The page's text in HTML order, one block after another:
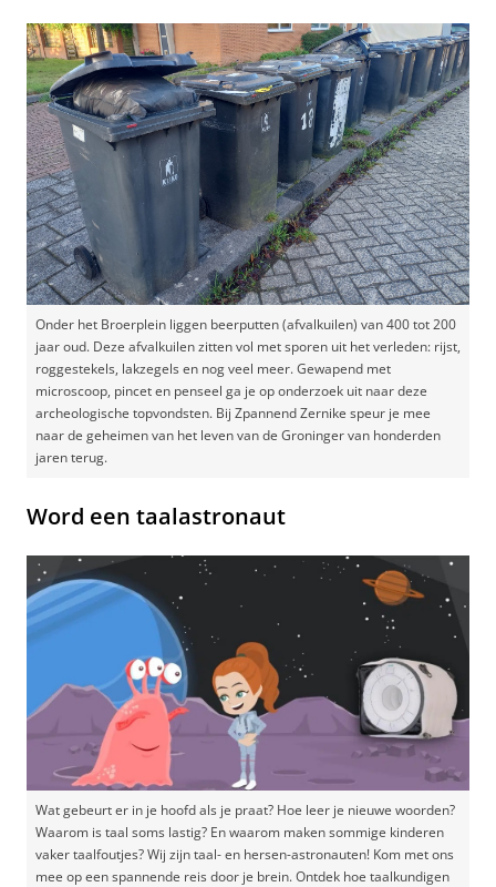
Onder het Broerplein liggen beerputten (afvalkuilen) van 400 tot 200
jaar oud. Deze afvalkuilen zitten vol met sporen uit het verleden: rijst,
roggestekels, lakzegels en nog veel meer. Gewapend met
microscoop, pincet en penseel ga je op onderzoek uit naar deze
archeologische topvondsten. Bij Zpannend Zernike speur je mee
naar de geheimen van het leven van de Groninger van honderden
jaren terug.
Word een taalastronaut
Wat gebeurt er in je hoofd als je praat? Hoe leer je nieuwe woorden?
Waarom is taal soms lastig? En waarom maken sommige kinderen
vaker taalfoutjes? Wij zijn taal- en hersen-astronauten! Kom met ons
mee op een spannende reis door je brein. Ontdek hoe taalkundigen